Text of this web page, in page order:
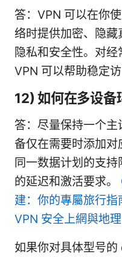
答：VPN 可以在你
络时提供加密、隐藏
隐私和安全性。对经
VPN 可以帮助稳定访
12) 如何在多设备
答：尽量保持一个
备仅在需要时添加
同一数据计划的支
的延迟和激活要求。
建：你的專屬旅行
VPN 安全上網與地
如果你对具体型号